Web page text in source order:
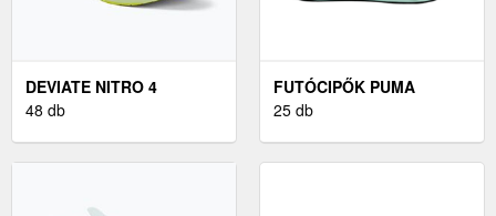
DEVIATE NITRO 4
48 db
FUTÓCIPŐK PUMA
MAGMAX NITRO
25 db